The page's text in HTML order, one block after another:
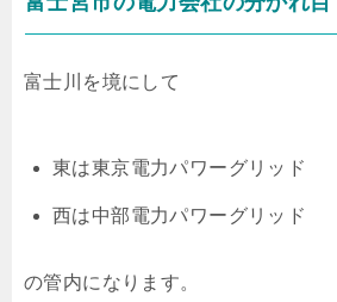
富士川を境にして
東は東京電力パワーグリッド
西は中部電力パワーグリッド
の管内になります。